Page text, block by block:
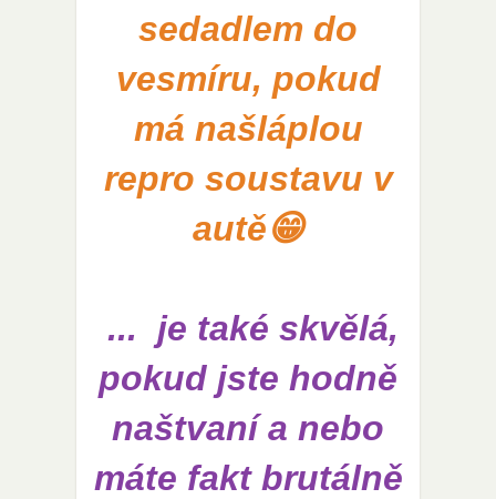
sedadlem do
vesmíru, pokud
má našláplou
repro soustavu v
autě😁
... je také skvělá,
pokud jste hodně
naštvaní a nebo
máte fakt brutálně